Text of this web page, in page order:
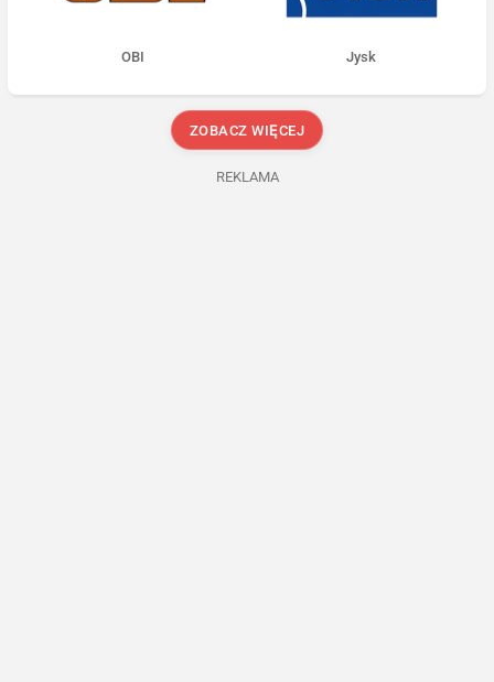
OBI Jysk
ZOBACZ WIĘCEJ
REKLAMA